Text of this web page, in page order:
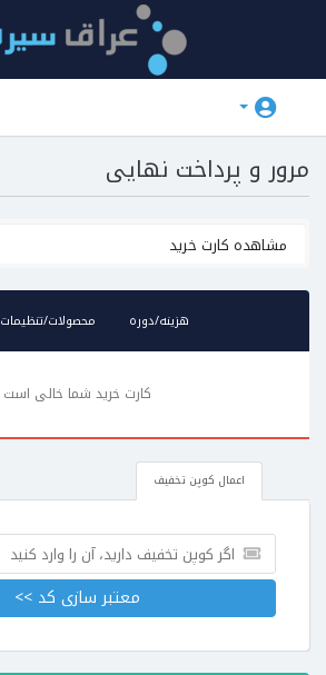
مرور و پرداخت نهایی
محصولات/تنظیمات هزینه/دوره
کارت خرید شما خالی است
اعمال کوپن تخفیف
معتبر سازی کد >>